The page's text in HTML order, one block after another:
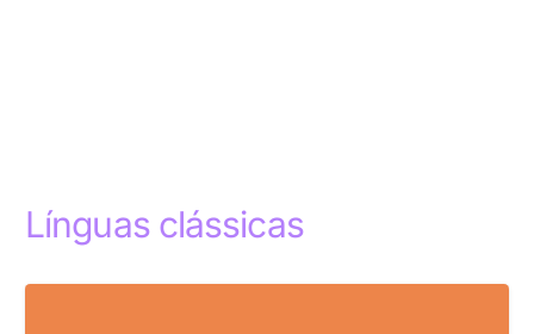
Línguas clássicas